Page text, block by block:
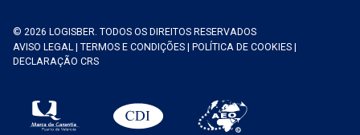
© 2026 LOGISBER. TODOS OS DIREITOS RESERVADOS
AVISO LEGAL| TERMOS E CONDIÇÕES POLÍTICA DE COOKIES
DECLARAÇÃO CRS